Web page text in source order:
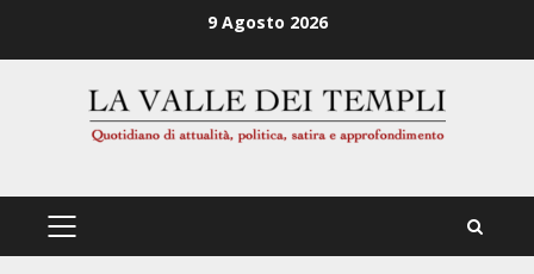
9 Agosto 2026
PRIMÄRES